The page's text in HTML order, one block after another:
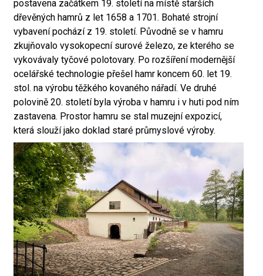
postavena začátkem 19. století na místě starších
dřevěných hamrů z let 1658 a 1701. Bohaté strojní
vybavení pochází z 19. století. Původně se v hamru
zkujňovalo vysokopecní surové železo, ze kterého se
vykovávaly tyčové polotovary. Po rozšíření modernější
ocelářské technologie přešel hamr koncem 60. let 19.
stol. na výrobu těžkého kovaného nářadí. Ve druhé
polovině 20. století byla výroba v hamru i v huti pod ním
zastavena. Prostor hamru se stal muzejní expozicí,
která slouží jako doklad staré průmyslové výroby.